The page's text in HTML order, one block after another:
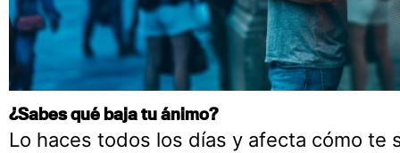
¿Sabes qué baja tu ánimo?
Lo haces todos los días y afecta cómo te